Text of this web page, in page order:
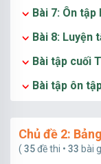
Bài 7: Ôn
Bài 8: Luyện
Bài tập cuối
Bài tập ôn
Chủ đề 2:
( 35đề thi • 33 bài